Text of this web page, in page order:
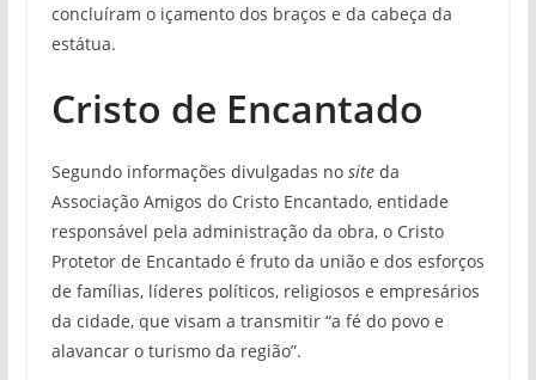
concluíram o içamento dos braços e da cabeça da
estátua.
Cristo de Encantado
Segundo informações divulgadas no siteda
Associação Amigos do Cristo Encantado, entidade
responsável pela administração da obra, o Cristo
Protetor de Encantado é fruto da união e dos esforços
de famílias, líderes políticos, religiosos e empresários
da cidade, que visam a transmitir “a fé do povo e
alavancar o turismo da região”.